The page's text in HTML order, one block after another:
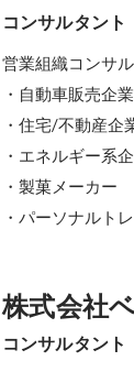
コンサルタント
営業組織コンサ
・自動車販売企業
・住宅/不動産企
・エネルギー系
・製菓メーカー
・パーソナルト
株式会社
コンサルタント